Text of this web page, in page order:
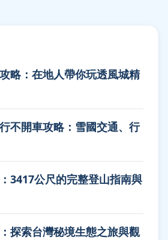
略：在地人帶你玩透風城精
不開車攻略：雪國交通、行
3417公尺的完整登山指南與
探索台灣秘境生態之旅與觀